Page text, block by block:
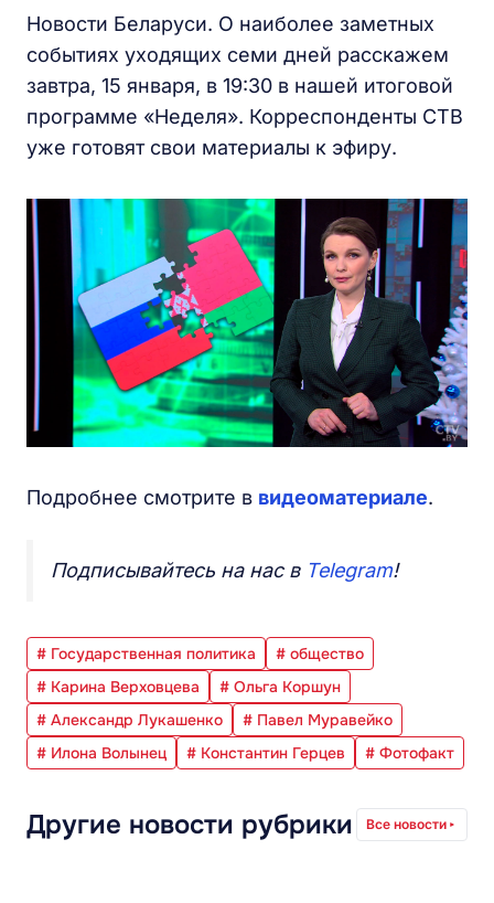
Новости Беларуси. О наиболее заметных
событиях уходящих семи дней расскажем
завтра, 15 января, в 19:30 в нашей итоговой
программе «Неделя». Корреспонденты СТВ
уже готовят свои материалы к эфиру.
Подробнее смотрите в видеоматериале.
Подписывайтесь на нас в Telegram!
# Государственная политика
# общество
# Карина Верховцева
# Ольга Коршун
# Александр Лукашенко
# Павел Муравейко
# Илона Волынец
# Константин Герцев # Фотофакт
Другие новости рубрики Все новости